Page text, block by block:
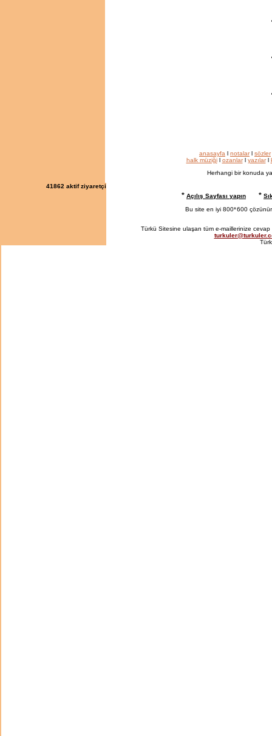
anasayfa l notalarl sözler
halk müziğil ozanlarl yazılarl
Herhangi bir konuda
41862 aktif ziyaretçi
* Açılış Sayfası yapın *
Bu site en iyi 800*600
Türkü Sitesine ulaşan tüm e-maillerinize cevap